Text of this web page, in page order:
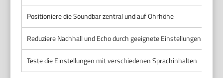
Positioniere die Soundbar zentral und auf Ohrhöhe
Reduziere Nachhall und Echo durch geeignete Einstellungen oder
Teste die Einstellungen mit verschiedenen Sprachinhalten